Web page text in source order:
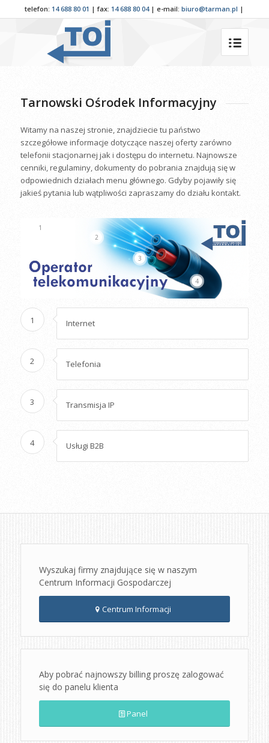
telefon: 14 688 80 01 | fax: 14 688 80 04 | e-mail:biuro@tarman.pl |
Tarnowski Ośrodek Informacyjny
Witamy na naszej stronie, znajdziecie tu państwo
szczegółowe informacje dotyczące naszej oferty zarówno
telefonii stacjonarnej jak i dostępu do internetu. Najnowsze
cenniki, regulaminy, dokumenty do pobrania znajdują się w
odpowiednich działach menu głównego. Gdyby pojawiły się
jakieś pytania lub wątpliwości zapraszamy do działu kontakt.
1
2
3
4
1 Internet
2 Telefonia
3 Transmisja IP
4 Usługi B2B
Wyszukaj firmy znajdujące się w naszym
Centrum Informacji Gospodarczej
Centrum Informacji
Aby pobrać najnowszy billing proszę zalogować
się do panelu klienta
Panel